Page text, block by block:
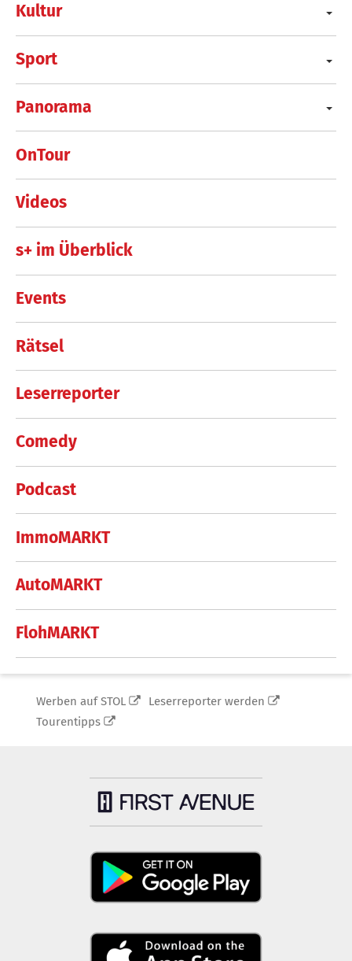
Kultur
Sport
Panorama
OnTour
Videos
s+ im Überblick
Events
Rätsel
Leserreporter
Comedy
Podcast
ImmoMARKT
AutoMARKT
FlohMARKT
Werben auf STOL
Leserreporter werden
Tourentipps